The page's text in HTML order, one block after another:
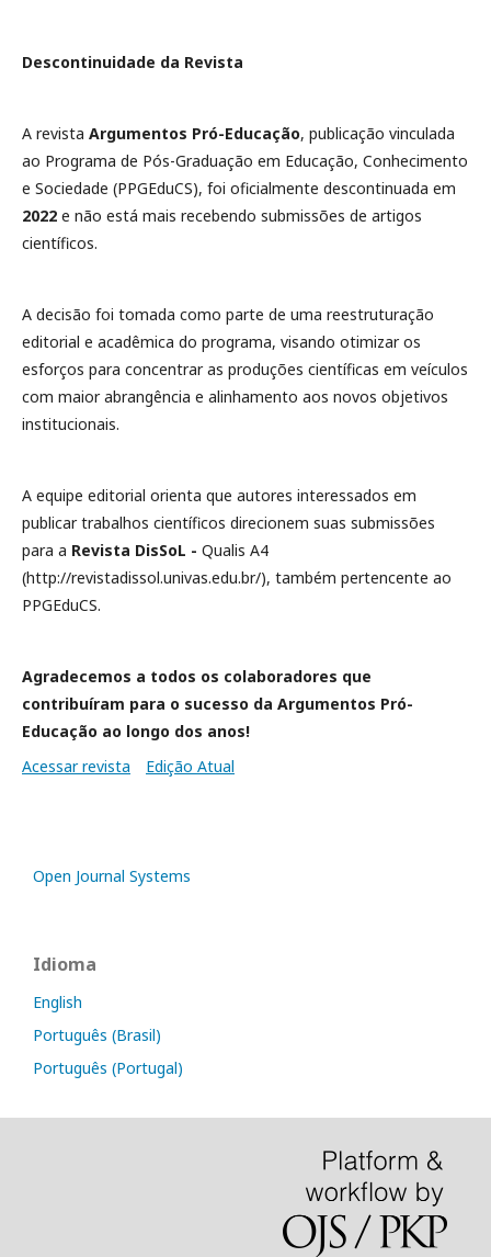
Descontinuidade da Revista
A revista Argumentos Pró-Educação, publicação vinculada
ao Programa de Pós-Graduação em Educação, Conhecimento
e Sociedade (PPGEduCS), foi oficialmente descontinuada em
2022 e não está mais recebendo submissões de artigos
científicos.
A decisão foi tomada como parte de uma reestruturação
editorial e acadêmica do programa, visando otimizar os
esforços para concentrar as produções científicas em veículos
com maior abrangência e alinhamento aos novos objetivos
institucionais.
A equipe editorial orienta que autores interessados em
publicar trabalhos científicos direcionem suas submissões
para a Revista DisSoL - Qualis A4
(http://revistadissol.univas.edu.br/), também pertencente ao
PPGEduCS.
Agradecemos a todos os colaboradores que
contribuíram para o sucesso da Argumentos Pró-
Educação ao longo dos anos!
Acessar revista
Edição Atual
Open Journal Systems
Idioma
English
Português (Brasil)
Português (Portugal)